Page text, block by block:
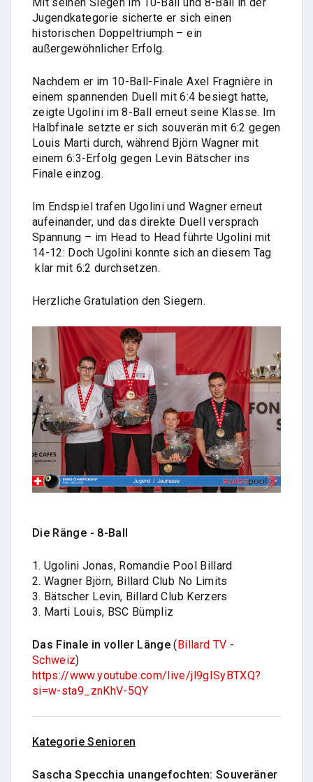
Jugendkategorie sicherte er sich einen
historischen Doppeltriumph – ein
außergewöhnlicher Erfolg.
Nachdem er im 10-Ball-Finale Axel Fragnière in
einem spannenden Duell mit 6:4 besiegt hatte,
zeigte Ugolini im 8-Ball erneut seine Klasse. Im
Halbfinale setzte er sich souverän mit 6:2 gegen
Louis Marti durch, während Björn Wagner mit
einem 6:3-Erfolg gegen Levin Bätscher ins
Finale einzog.
Im Endspiel trafen Ugolini und Wagner erneut
aufeinander, und das direkte Duell versprach
Spannung – im Head to Head führte Ugolini mit
14-12: Doch Ugolini konnte sich an diesem Tag
klar mit 6:2 durchsetzen.
Herzliche Gratulation den Siegern.
Die Ränge - 8-Ball
1. Ugolini Jonas, Romandie Pool Billard
2. Wagner Björn, Billard Club No Limits
3. Bätscher Levin, Billard Club Kerzers
3. Marti Louis, BSC Bümpliz
Das Finale in voller Länge (Billard TV -
Schweiz)
https://www.youtube.com/live/jl9gISyBTXQ?
si=w-sta9_znKhV-5QY
Kategorie Senioren
Sascha Specchia unangefochten: Souveräner